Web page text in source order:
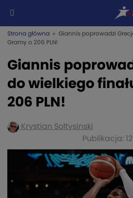
Strona główna » Giannis poprowadzi
Gramy o 206 PLN!
Giannis
do wielkiego
206 PLN!
Krystian Soltysinski
Publikacja: